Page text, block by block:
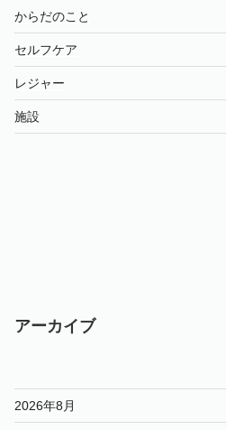
からだのこと
セルフケア
レジャー
施設
アーカイブ
2026年8月